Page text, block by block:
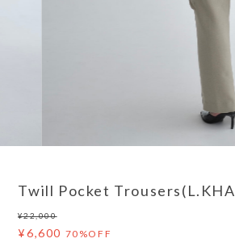
Twill Pocket
¥22,000
¥6,600 70%OFF